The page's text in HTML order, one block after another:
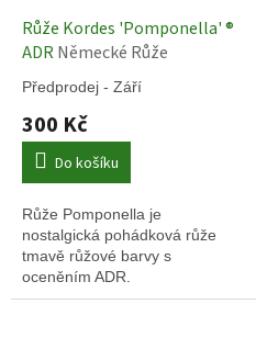
Růže Kordes 'Pomponella' ®
ADRNěmecké Růže
Předprodej - Září
300 Kč
Do košíku
Růže Pomponella je
nostalgická pohádková růže
tmavě růžové barvy s
oceněním ADR.